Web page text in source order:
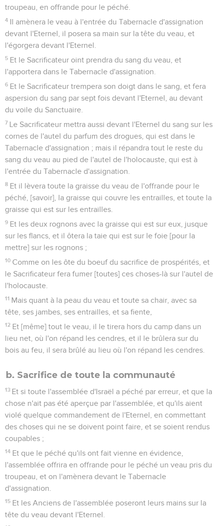
troupeau, en offrande pour le péché.
4 Il amènera le veau à l'entrée du Tabernacle d'assignation
devant l'Eternel, il posera sa main sur la tête du veau, et
l'égorgera devant l'Eternel.
5 Et le Sacrificateur oint prendra du sang du veau, et
l'apportera dans le Tabernacle d'assignation.
6 Et le Sacrificateur trempera son doigt dans le sang, et fera
aspersion du sang par sept fois devant l'Eternel, au devant
du voile du Sanctuaire.
7 Le Sacrificateur mettra aussi devant l'Eternel du sang sur les
cornes de l'autel du parfum des drogues, qui est dans le
Tabernacle d'assignation ; mais il répandra tout le reste du
sang du veau au pied de l'autel de l'holocauste, qui est à
l'entrée du Tabernacle d'assignation.
8 Et il lèvera toute la graisse du veau de l'offrande pour le
péché, [savoir], la graisse qui couvre les entrailles, et toute la
graisse qui est sur les entrailles.
9 Et les deux rognons avec la graisse qui est sur eux, jusque
sur les flancs, et il ôtera la taie qui est sur le foie [pour la
mettre] sur les rognons ;
10 Comme on les ôte du boeuf du sacrifice de prospérités, et
le Sacrificateur fera fumer [toutes] ces choses-là sur l'autel de
l'holocauste.
11 Mais quant à la peau du veau et toute sa chair, avec sa
tête, ses jambes, ses entrailles, et sa fiente,
12 Et [même] tout le veau, il le tirera hors du camp dans un
lieu net, où l'on répand les cendres, et il le brûlera sur du
bois au feu, il sera brûlé au lieu où l'on répand les cendres.
b. Sacrifice de toute la communauté
13 Et si toute l'assemblée d'Israël a péché par erreur, et que la
chose n'ait pas été aperçue par l'assemblée, et qu'ils aient
violé quelque commandement de l'Eternel, en commettant
des choses qui ne se doivent point faire, et se soient rendus
coupables ;
14 Et que le péché qu'ils ont fait vienne en évidence,
l'assemblée offrira en offrande pour le péché un veau pris du
troupeau, et on l'amènera devant le Tabernacle
d'assignation.
15 Et les Anciens de l'assemblée poseront leurs mains sur la
tête du veau devant l'Eternel.